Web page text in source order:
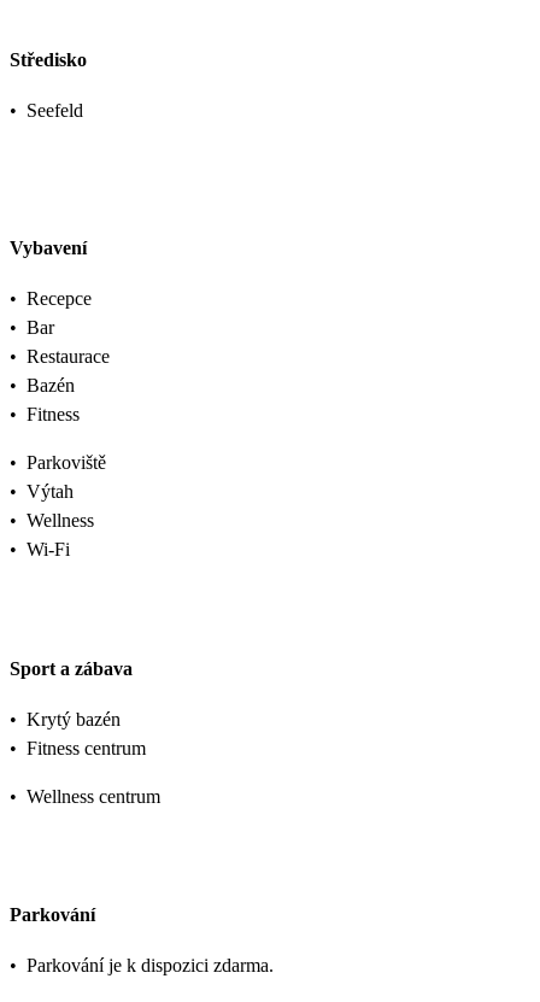
Středisko
• Seefeld
Vybavení
• Recepce
• Bar
• Restaurace
• Bazén
• Fitness
• Parkoviště
• Výtah
• Wellness
• Wi-Fi
Sport a zábava
• Krytý bazén
• Fitness centrum
• Wellness centrum
Parkování
• Parkování je k dispozici zdarma.